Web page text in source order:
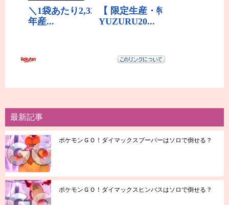
最新記事
ポケモンＧＯ！ダイマックスブーバーはソロで倒せる？
ポケモンＧＯ！ダイマックスヒンバスはソロで倒せる？